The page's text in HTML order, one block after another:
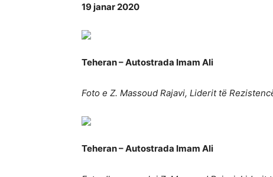
19 janar 2020
Teheran – Autostrada Imam Ali
Foto e Z. Massoud Rajavi, Liderit të
Teheran – Autostrada Imam Ali